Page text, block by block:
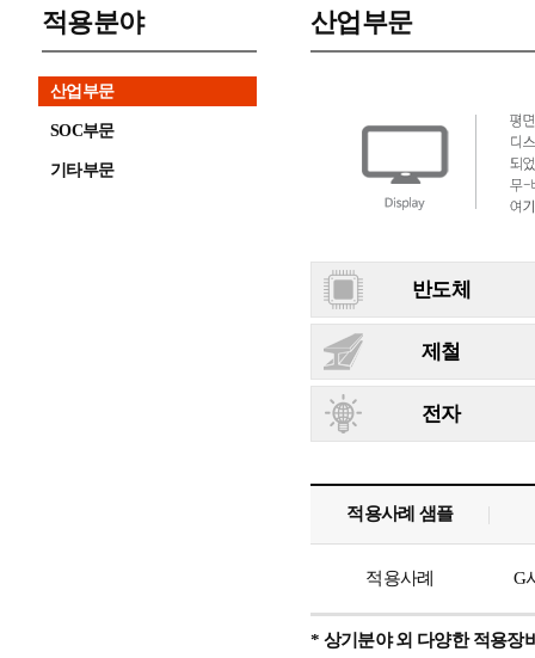
적용분야
산업부문
SOC부문
기타부문
산업부문
반도체
제철
전자
적용사례 샘플
적용사례 G
* 상기분야 외 다양한 적용장